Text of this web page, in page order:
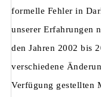
formelle Fehler in
unserer Erfahrungen
den Jahren 2002 bis
verschiedene
Verfügung gestellten